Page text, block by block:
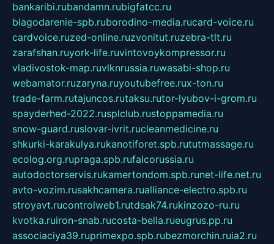
bankaribi.rubandamn.rubigfatcc.ru
blagodarenie-spb.ruborodino-media.rucard-voice.ru
cardvoice.ruzed-online.ruzvonitut.ruzebra-tlt.ru
zarafshan.ruyork-life.ruvintovoykompressor.ru
vladivostok-map.ruvlknrussia.ruwasabi-shop.ru
webamator.ruzaryna.ruyoutubefree.rux-ton.ru
trade-farm.rutajuncos.rutaksu.rutor-lyubov-i-grom.ru
spayderhed-2022.rusplclub.rustoppamedia.ru
snow-guard.ruslovar-ivrit.rucleanmedicine.ru
shkurki-karakulya.rukanotiforet.spb.rututmassage.ru
ecolog.org.rupraga.spb.rufalcorussia.ru
autodoctorservis.rukamertondom.spb.runet-life.net.ru
avto-vozim.rusakhcamera.rualliance-electro.spb.ru
stroyavt.rucontrolweb1.rutdsak74.rukinzozo-ru.ru
kvotka.ruiron-snab.rucosta-bella.rueugrus.pp.ru
associaciya39.ruprimexpo.spb.rubezmorchin.ruia2.ru